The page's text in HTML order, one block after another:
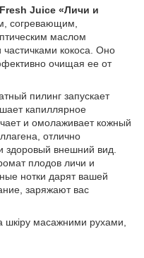
Fresh Juice «Личи и
согревающим,
маслом
кокоса. Оно
очищая ее от
пилинг запускает
капиллярное
и омолаживает кожный
отлично
здоровый внешний вид.
плодов личи и
нотки дарят вашей
заряжают вас
шкіру масажними рухами,